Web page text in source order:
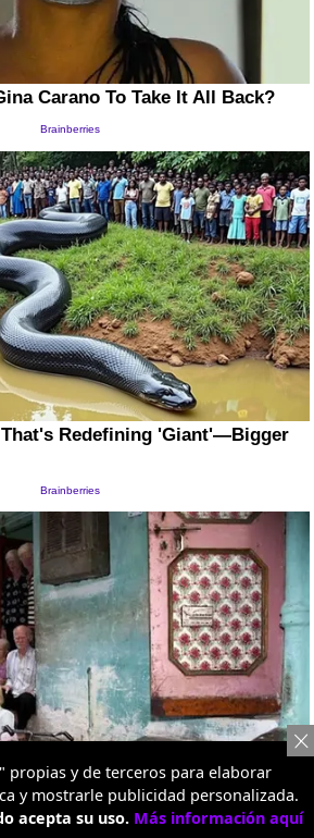
propias y de terceros para elaborar
y mostrarle publicidad personalizada.
acepta su uso. Más información aquí